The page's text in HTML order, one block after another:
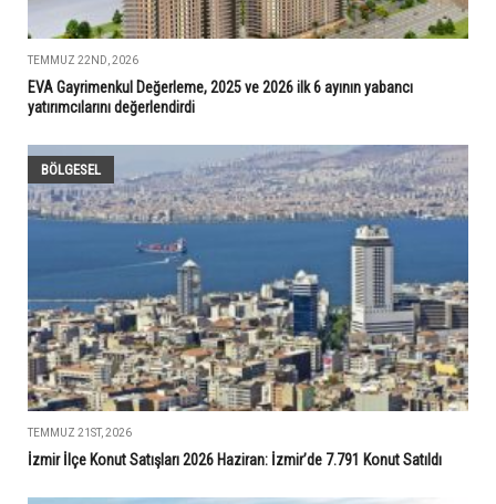
TEMMUZ 22ND, 2026
EVA Gayrimenkul Değerleme, 2025 ve 2026 ilk 6 ayının yabancı
yatırımcılarını değerlendirdi
BÖLGESEL
TEMMUZ 21ST, 2026
İzmir İlçe Konut Satışları 2026 Haziran: İzmir’de 7.791 Konut Satıldı